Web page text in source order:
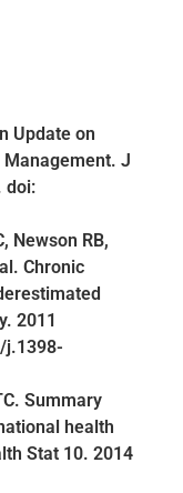
Update on
Management. J
doi:
Newson RB,
Chronic
2011
j.1398-
Summary
health
Stat 10. 2014